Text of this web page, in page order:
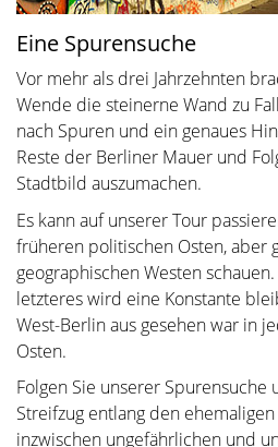
Eine Spurensuche
Vor mehr als drei Jahrzehnten
Wende die steinerne Wand zu
nach Spuren und ein genaues
Reste der Berliner Mauer und
Stadtbild auszumachen.
Es kann auf unserer Tour
früheren politischen Osten, aber
geographischen Westen
letzteres wird eine Konstante
West-Berlin aus gesehen war in
Osten.
Folgen Sie unserer Spurensuche
Streifzug entlang den
inzwischen ungefährlichen und